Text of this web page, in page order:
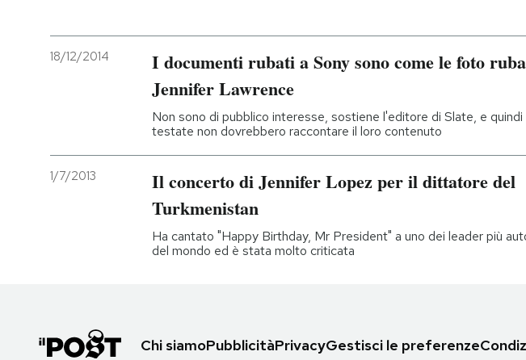
18/12/2014
I documenti rubati a Sony sono come le foto
Jennifer Lawrence
Non sono di pubblico interesse, sostiene l'editore di Slate, e quindi
testate non dovrebbero raccontare il loro contenuto
1/7/2013
Il concerto di Jennifer Lopez per il dittatore del
Turkmenistan
Ha cantato "Happy Birthday, Mr President" a uno dei leader più
del mondo ed è stata molto criticata
Chi siamoPubblicitàPrivacyGestisci le preferenze